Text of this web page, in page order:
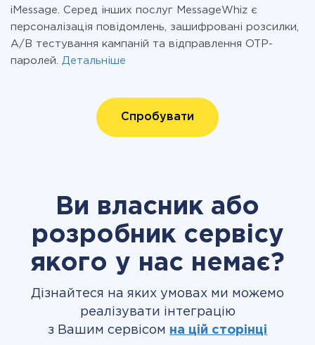
iMessage. Серед інших послуг MessageWhiz є
персоналізація повідомлень, зашифровані розсилки,
A/B тестування кампаній та відправлення OTP-
паролей. Детальніше
Спробувати
Ви власник або
розробник сервісу
якого у нас немає?
Дізнайтеся на яких умовах ми можемо
реалізувати інтеграцію
з Вашим сервісом на цій сторінці